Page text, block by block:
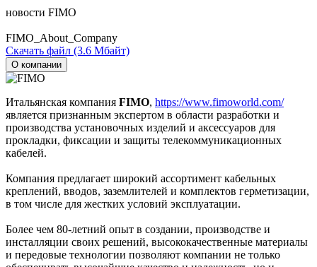
новости FIMO
FIMO_About_Company
Скачать файл (3.6 Мбайт)
О компании
Итальянская компания FIMO, https://www.fimoworld.com/
является признанным экспертом в области разработки и
производства установочных изделий и аксессуаров для
прокладки, фиксации и защиты телекоммуникационных
кабелей.
Компания предлагает широкий ассортимент кабельных
креплений, вводов, заземлителей и комплектов герметизации,
в том числе для жестких условий эксплуатации.
Более чем 80-летний опыт в создании, производстве и
инсталляции своих решений, высококачественные материалы
и передовые технологии позволяют компании не только